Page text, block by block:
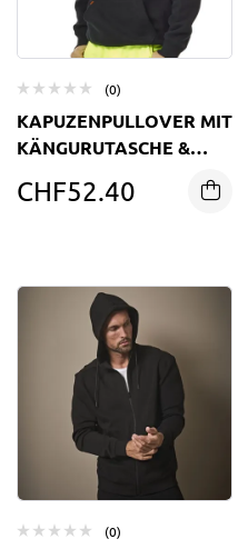
(0)
KAPUZENPULLOVER MIT
KÄNGURUTASCHE &
CHF52.40
(0)